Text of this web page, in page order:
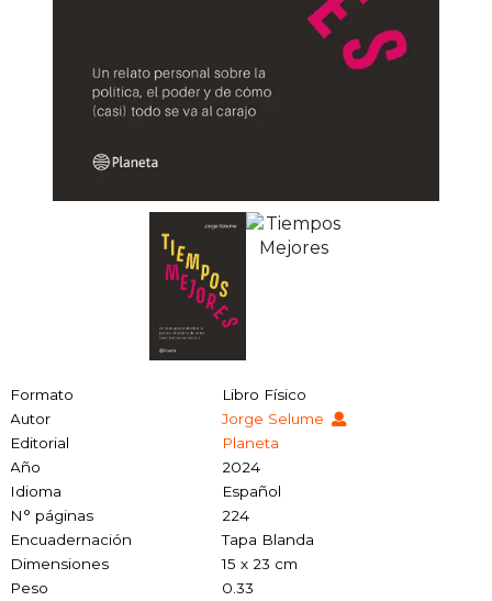
Formato
Libro Físico
Autor
Jorge Selume
Editorial
Planeta
Año
2024
Idioma
Español
N° páginas
224
Encuadernación
Tapa Blanda
Dimensiones
15 x 23 cm
Peso
0.33